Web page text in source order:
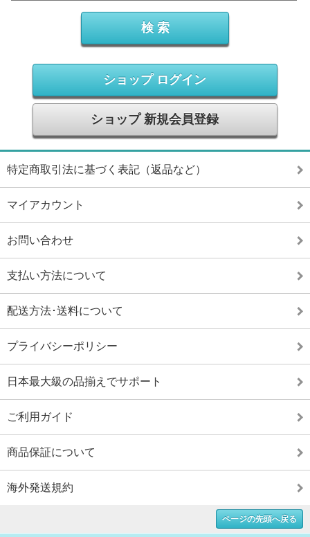
ショップ ログイン
ショップ 新規会員登録
特定商取引法に基づく表記（返品など）
マイアカウント
お問い合わせ
支払い方法について
配送方法･送料について
プライバシーポリシー
日本最大級の品揃えでサポート
ご利用ガイド
商品保証について
海外発送規約
ページの先頭へ戻る